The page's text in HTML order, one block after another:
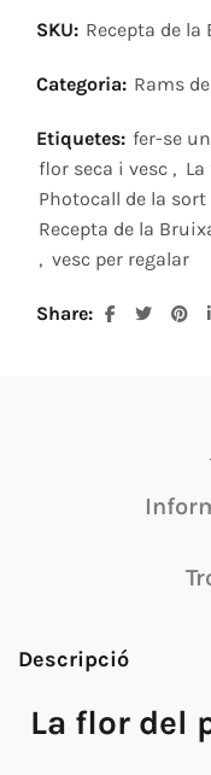
SKU: Recepta de
Categoria: Rams
Etiquetes: fer-se
flor seca i vesc ,
Photocall de la sort
Recepta de la
, vesc per regalar
Share
Descripció
La flor del